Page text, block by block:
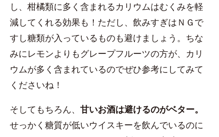
し、柑橘類に多く含まれるカリウムはむくみを軽
減してくれる効果も！ただし、飲みすぎはＮＧで
すし糖類が入っているものも避けましょう。ちな
みにレモンよりもグレープフルーツの方が、カリ
ウムが多く含まれているのでぜひ参考にしてみて
くださいね！
そしてもちろん、 甘いお酒は避けるのがベター。
せっかく糖質が低いウイスキーを飲んでいるのに